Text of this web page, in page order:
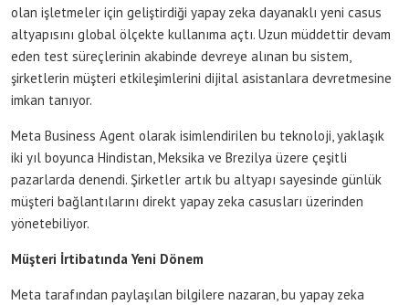
olan işletmeler için geliştirdiği yapay zeka dayanaklı yeni casus
altyapısını global ölçekte kullanıma açtı. Uzun müddettir devam
eden test süreçlerinin akabinde devreye alınan bu sistem,
şirketlerin müşteri etkileşimlerini dijital asistanlara devretmesine
imkan tanıyor.
Meta Business Agent olarak isimlendirilen bu teknoloji, yaklaşık
iki yıl boyunca Hindistan, Meksika ve Brezilya üzere çeşitli
pazarlarda denendi. Şirketler artık bu altyapı sayesinde günlük
müşteri bağlantılarını direkt yapay zeka casusları üzerinden
yönetebiliyor.
Müşteri İrtibatında Yeni Dönem
Meta tarafından paylaşılan bilgilere nazaran, bu yapay zeka